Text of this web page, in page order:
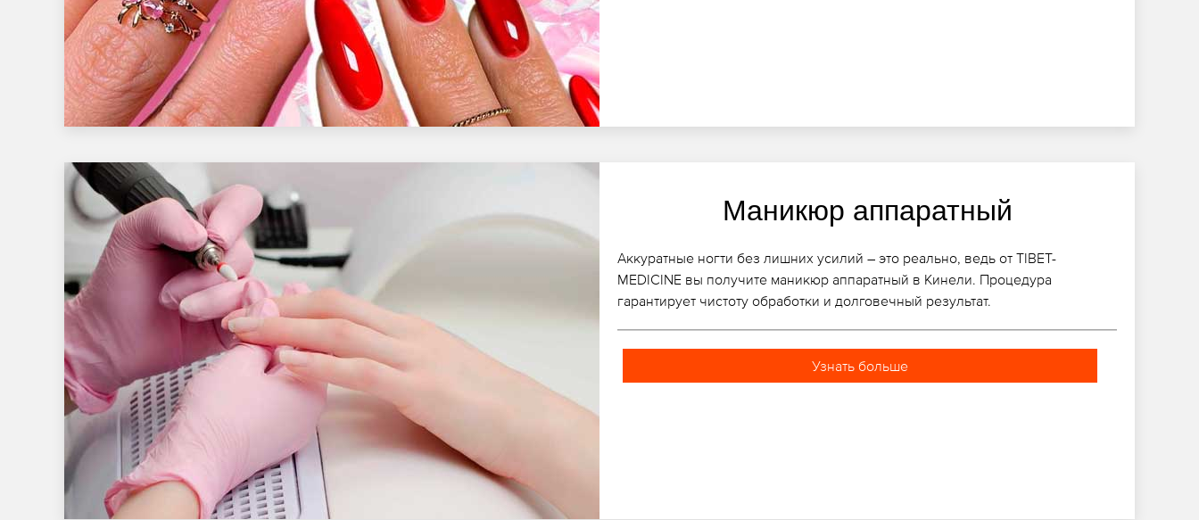
Маникюр аппаратный
Аккуратные ногти без лишних усилий – это реально, ведь от TIBET-
MEDICINE вы получите маникюр аппаратный в Кинели. Процедура
гарантирует чистоту обработки и долговечный результат.
Узнать больше